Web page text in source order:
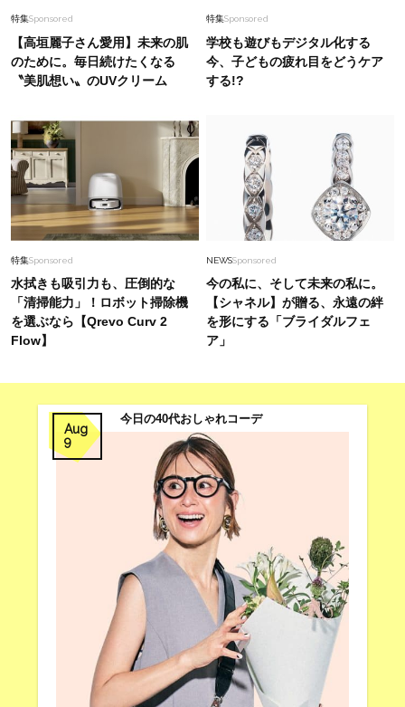
特集Sponsored
【高垣麗子さん愛用】未来の肌
のために。毎日続けたくなる
〝美肌想い〟のUVクリーム
特集Sponsored
学校も遊びもデジタル化する
今、子どもの疲れ目をどうケア
する!?
特集Sponsored
水拭きも吸引力も、圧倒的な
「清掃能力」！ロボット掃除機
を選ぶなら【Qrevo Curv 2
Flow】
NEWSSponsored
今の私に、そして未来の私に。
【シャネル】が贈る、永遠の絆
を形にする「ブライダルフェ
ア」
Aug
9
今日の40代おしゃれコーデ